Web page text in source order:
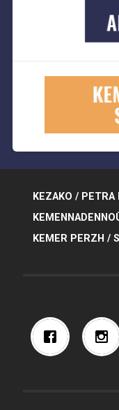
KEZAKO / PETRA
KEMER PERZH /